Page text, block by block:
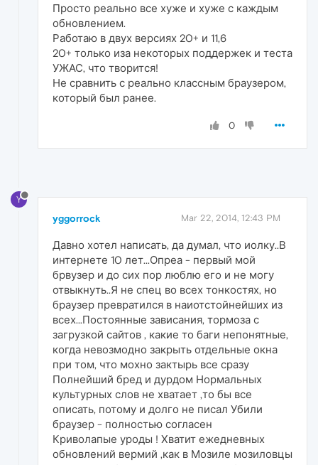
Просто реально все хуже и хуже с каждым
обновлением.
Работаю в двух версиях 20+ и 11,6
20+ только иза некоторых поддержек и теста
УЖАС, что творится!
Не сравнить с реально классным браузером,
который был ранее.
0
Y
yggorrock Mar 22, 2014, 12:43 PM
Давно хотел написать, да думал, что иолку..В
интернете 10 лет...Опреа - первый мой
брвузер и до сих пор люблю его и не могу
отвыкнуть..Я не спец во всех тонкостях, но
браузер превратился в наиотстойнейших из
всех...Постоянные зависания, тормоза с
загрузкой сайтов , какие то баги непонятные,
когда невозмодно закрыть отдельные окна
при том, что мохно зактырь все сразу
Полнейший бред и дурдом Нормальных
культурных слов не хватает ,то бы все
описать, потому и долго не писал Убили
браузер - полностью согласен
Криволапые уроды ! Хватит ежедневных
обновлений вермий ,как в Мозиле мозиловцы